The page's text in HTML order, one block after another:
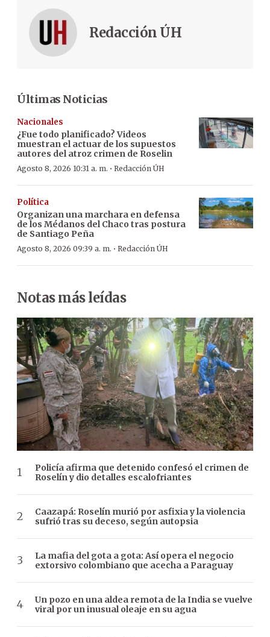
Redacción ÚH
Últimas Noticias
Nacionales
¿Fue todo planificado? Videos
muestran el actuar de los supuestos
autores del atroz crimen de Roselin
Agosto 8, 2026 10:31 a. m. · Redacción ÚH
Política
Organizan una marchara en defensa
de los Médanos del Chaco tras postura
de Santiago Peña
Agosto 8, 2026 09:39 a. m. · Redacción ÚH
Notas más leídas
Policía afirma que detenido confesó el crimen de
Roselín y dio detalles escalofriantes
Caazapá: Roselín murió por asfixia y la violencia
sufrió tras su deceso, según autopsia
La mafia del gota a gota: Así opera el negocio
extorsivo colombiano que acecha a Paraguay
Un pozo en una aldea remota de la India se vuelve
viral por un inusual oleaje en su agua